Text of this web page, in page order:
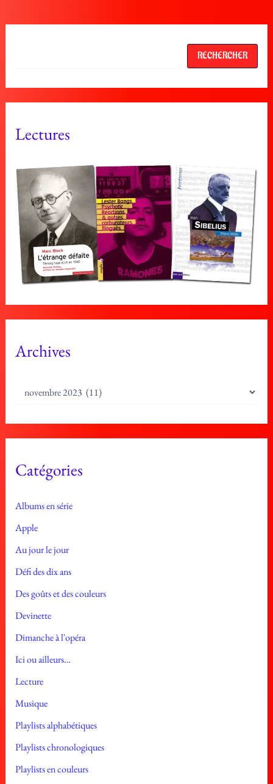
RECHERCHER
Lectures
Archives
h
sCatégories
Albums en série
Apple
Au jour le jour
Défi des dix ans
Des goûts et des couleurs
Devinette
Dimanche à l'opéra
Ici ou ailleurs…
Lecture
Musique
Playlists alphabétiques
Playlists chronologiques
Playlists en couleurs